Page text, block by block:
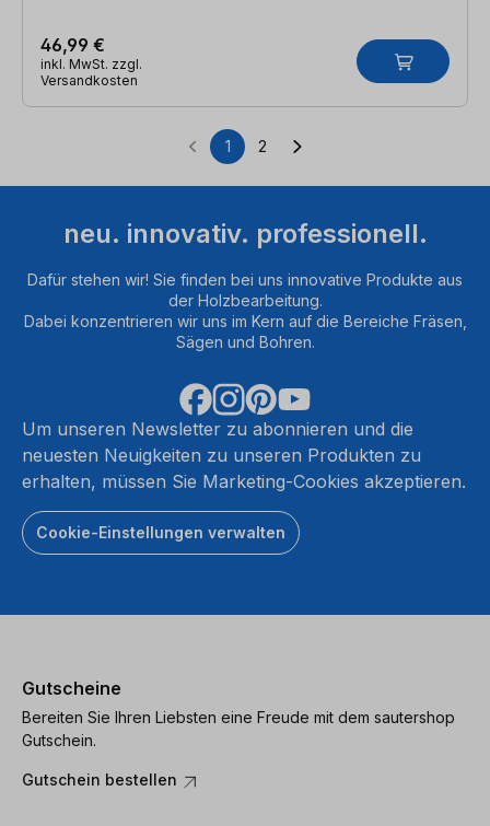
46,99 €
inkl. MwSt. zzgl.
Versandkosten
Seite
1 Seite
2
neu. innovativ. professionell.
Dafür stehen wir! Sie finden bei uns innovative Produkte aus
der Holzbearbeitung.
Dabei konzentrieren wir uns im Kern auf die Bereiche Fräsen,
Sägen und Bohren.
Um unseren Newsletter zu abonnieren und die
neuesten Neuigkeiten zu unseren Produkten zu
erhalten, müssen Sie Marketing-Cookies akzeptieren.
Cookie-Einstellungen verwalten
Gutscheine
Bereiten Sie Ihren Liebsten eine Freude mit dem sautershop
Gutschein.
Gutschein bestellen